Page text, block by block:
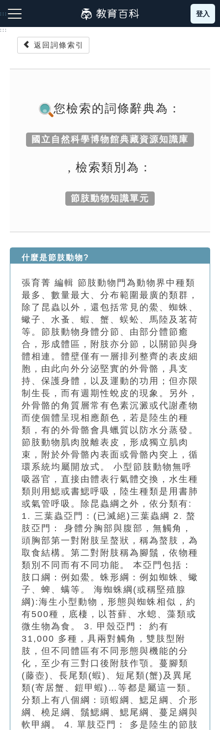
到
主
:::
知識索引
單字索引
生命大百科索引
遊戲專區
教學應用
貓頭鷹博士
登入
:::
返回詞條索引
您檢索的詞條辭典為：
國立自然科學博物館典藏資源知識庫
, 檢索類別為：
節肢動物知識單元
什麼是節肢動物?
張育菁 編輯 節肢動物門為動物界中種類
最多、數量最大、分布範圍最廣的類群，
除了昆蟲以外，還包括常見的鱟、蜘蛛、
蠍子、水蚤、蝦、蟹、蜈蚣、馬陸及茗荷
等。節肢動物身體分節、由部分體節癒
合，形成體區，附肢亦分節，以關節與身
體相連。體壁僅有一層排列整齊的表皮細
胞，由此向外分泌堅實的外骨骼，具支
持、保護身體，以及運動的功用；但亦限
制生長，而有週期性蛻皮的現象。另外，
外骨骼的角質層常有色素沉澱或代謝產物
而使個體呈現相應顏色，若是陸生的種
類，有的外骨骼會具蠟質以防水分蒸發。
節肢動物肌肉脫離表皮，形成獨立肌肉
束，附於外骨骼內表面或骨骼內突上，循
環系統均屬開放式。 小型節肢動物無呼
吸器官，直接由體表行氣體交換，水生種
類則用鰓或書鰓呼吸，陸生種類是用書肺
或氣管呼吸。除昆蟲綱之外，依分類有:
1. 三葉蟲亞門：(已滅絕)三葉蟲綱 2. 螯
肢亞門： 身體分胸部與腹部，無觸角，
頭胸部第一對附肢呈螯狀，稱為螯肢，為
取食結構。第二對附肢稱為腳鬚，依物種
類別不同而有不同功能。 本亞門包括：
肢口綱：例如鱟。蛛形綱：例如蜘蛛、蠍
子、蜱、螨等。 海蜘蛛綱(或稱堅殖腺
綱):海生小型動物，形態與蜘蛛相似，約
有500種，底棲，以苔蘚、水螅、藻類或
微生物為食。 3. 甲殼亞門： 約有
31,000 多種，具兩對觸角，雙肢型附
肢，但不同體區有不同形態與機能的分
化，至少有三對口後附肢作顎。蔓腳類
(藤壺)、長尾類(蝦)、短尾類(蟹)及異尾
類(寄居蟹、鎧甲蝦)…等都是屬這一類。
分類上有八個綱：頭蝦綱、鰓足綱、介形
綱、橈足綱、鬚鰓綱、鰓尾綱、蔓足綱與
軟甲綱。 4. 單肢亞門： 多是陸生的節肢